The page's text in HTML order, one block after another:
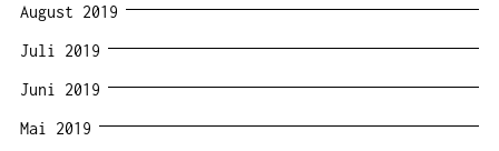
August 2019
Juli 2019
Juni 2019
Mai 2019